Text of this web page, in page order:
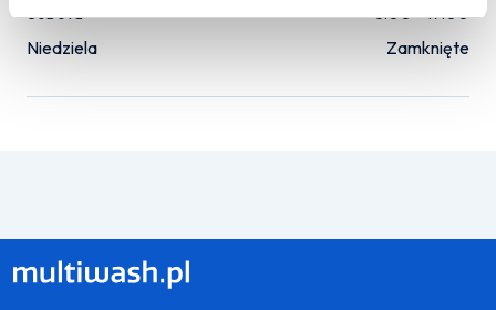
Sobota
8:00 - 17:00
Niedziela
Zamknięte